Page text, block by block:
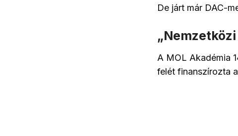
De járt már DAC-
A MOL Akadémia
felét finanszírozta